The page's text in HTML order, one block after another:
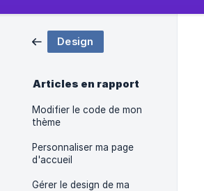
Design
Articles en rapport
Modifier le code de mon
thème
Personnaliser ma page
d'accueil
Gérer le design de ma